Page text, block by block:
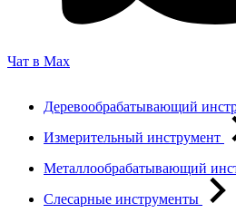
Чат в Max
Деревообрабатывающий
Измерительный инструмент
Металлообрабатывающий
Слесарные инструменты